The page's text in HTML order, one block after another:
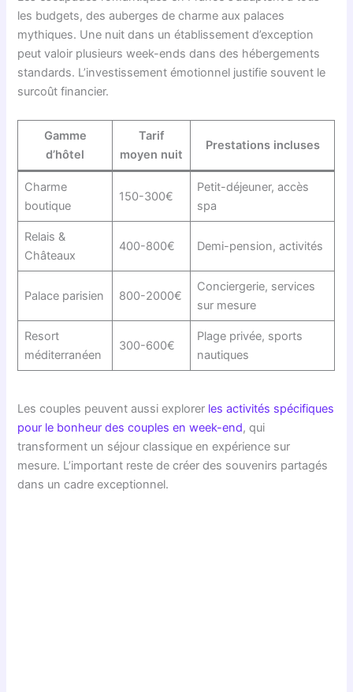
les budgets, des auberges de charme aux palaces
mythiques. Une nuit dans un établissement d’exception
peut valoir plusieurs week-ends dans des hébergements
standards. L’investissement émotionnel justifie souvent le
surcoût financier.
Gamme
d’hôtel
Tarif
moyen nuit
Prestations incluses
Charme
boutique
150-300€
Petit-déjeuner, accès
spa
Relais &
Châteaux
400-800€ Demi-pension, activités
Palace parisien 800-2000€
Conciergerie, services
sur mesure
Resort
méditerranéen
300-600€
Plage privée, sports
nautiques
Les couples peuvent aussi explorer les activités spécifiques
pour le bonheur des couples en week-end, qui
transforment un séjour classique en expérience sur
mesure. L’important reste de créer des souvenirs partagés
dans un cadre exceptionnel.